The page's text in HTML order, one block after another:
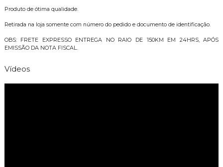
Produto de ótima qualidade.
Retirada na loja somente com número do pedido e documento de identificação.
OBS: FRETE EXPRESSO ENTREGA NO RAIO DE 150KM EM 24HRS, APÓS
EMISSÃO DA NOTA FISCAL.
Vídeos